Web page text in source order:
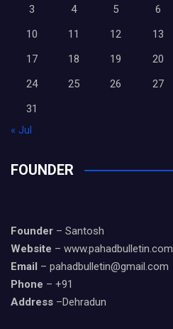
3
4 5 6
10
11 12 13
17
18 19 20
24
25 26 27
31
« Jul
FOUNDER
Founder – Santosh
Website – www.pahadbulletin.com
Email – pahadbulletin@gmail.com
Phone – +91
Address –Dehradun